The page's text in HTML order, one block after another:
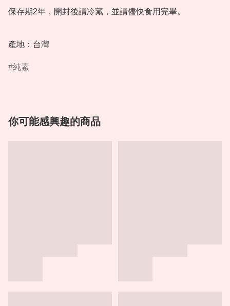
保存期2年，開封後請冷藏，並請儘快食用完畢。
純素
你可能感興趣的商品